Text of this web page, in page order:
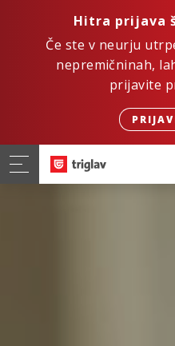
Hitra prijava
Če ste v neurju
nepremičninah,
prijavite